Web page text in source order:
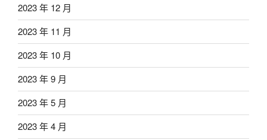
2023 年 12 月
2023 年 11 月
2023 年 10 月
2023 年 9 月
2023 年 5 月
2023 年 4 月